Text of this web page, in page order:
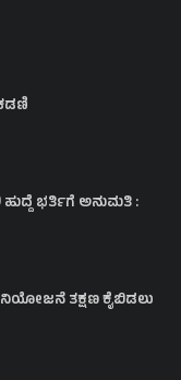
ಭರ್ತಿಗೆ ಅನುಮತಿ :
ತಕ್ಷಣ ಕೈಬಿಡಲು